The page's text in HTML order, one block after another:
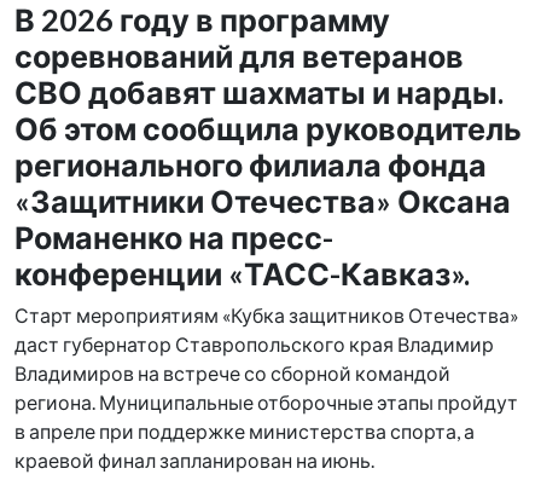
В 2026 году в программу
соревнований для ветеранов
СВО добавят шахматы и нарды.
Об этом сообщила руководитель
регионального филиала фонда
«Защитники Отечества» Оксана
Романенко на пресс-
конференции «ТАСС-Кавказ».
Старт мероприятиям «Кубка защитников Отечества»
даст губернатор Ставропольского края Владимир
Владимиров на встрече со сборной командой
региона. Муниципальные отборочные этапы пройдут
в апреле при поддержке министерства спорта, а
краевой финал запланирован на июнь.